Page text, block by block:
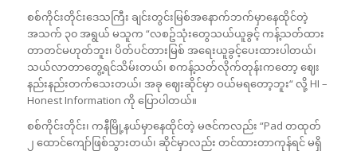
စစ်ကိုင်းတိုင်းဒေသကြီး ချင်းတွင်းမြစ်အနောက်ဘက်မှာနေထိုင်တဲ့
အသက် ၃၀ အရွယ် မသူက “လစဥ်သုံးတွေသယ်ယူခွင့် ကန့်သတ်ထား
တာတင်မဟုတ်ဘူး၊ ပိတ်ပင်တားမြစ် အရေးယူခွင့်ပေးထားပါတယ်၊
သယ်လာတာတွေ့ရင်သိမ်းတယ်၊ စကန့်သတ်လိုက်တုန်းကတော့ ဈေး
နည်းနည်းတက်သေးတယ်၊ အခု ဈေးဆိုင်မှာ ဝယ်မရတော့ဘူး“ လို့ HI –
Honest Information ကို ပြောပါတယ်။
စစ်ကိုင်းတိုင်း၊ ကနီမြို့နယ်မှာနေထိုင်တဲ့ မဇင်ကလည်း “Pad တထုတ်
၂ ထောင်ကျော်ဖြစ်သွားတယ်၊ ဆိုင်မှာလည်း တင်ထားတာကုန်ရင် မရှိ